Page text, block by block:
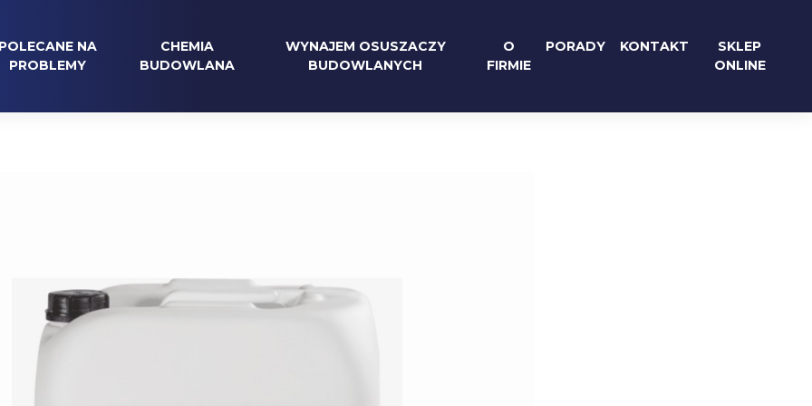
POLECANE NA
PROBLEMY
CHEMIA
BUDOWLANA
WYNAJEM OSUSZACZY
BUDOWLANYCH
O
FIRMIE
PORADY KONTAKT
SKLEP
ONLINE